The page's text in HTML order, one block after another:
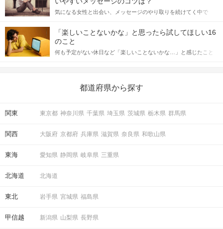
をしっかりと理解し、正しい行動に移せるかどうかが重要。 この
記事では、女性が話しかけて欲しい時に出すサインとその心理を
合にどのような行動に繋げるべきかをご紹介していきます。
気になる女性と出会い、メッセージのやり取りを続けてく中で
しかし、中には「どう誘ったらいいの？」とお困りの男性もいら
っしゃるのではないでしょうか。 そこで今回は、男性から女性へ
送るLINEでのデートの誘い方のコツをご紹介します。例文も混じ
えながら解説するので、ぜひ参考にしてください。
「楽しいことないかな」と思ったら試してほしい16
のこと
何も予定がない休日など「楽しいことないかな…」と感じたこと
の楽しいことアイデアを集めました♪ いままさに楽しいことを探し
都道府県から探す
関東 東京都 神奈川県 千葉県 埼玉県 茨城県 栃木県 群馬県
関西 大阪府 京都府 兵庫県 滋賀県 奈良県 和歌山県
東海 愛知県 静岡県 岐阜県 三重県
北海道 北海道
東北 岩手県 宮城県 福島県
甲信越 新潟県 山梨県 長野県